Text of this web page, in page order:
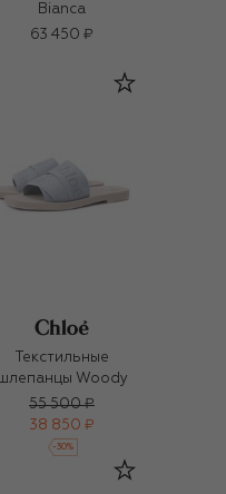
Bianca
63 450 ₽
Текстильные
Woody
55 500 ₽
38 850 ₽
-30%